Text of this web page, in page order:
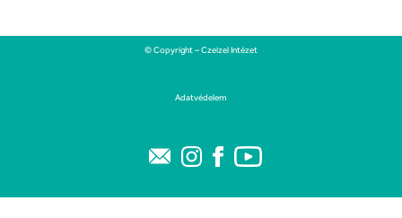
© Copyright – Czeizel Intézet
Adatvédelem